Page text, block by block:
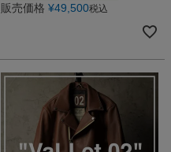
販売価格 ¥49,500税込